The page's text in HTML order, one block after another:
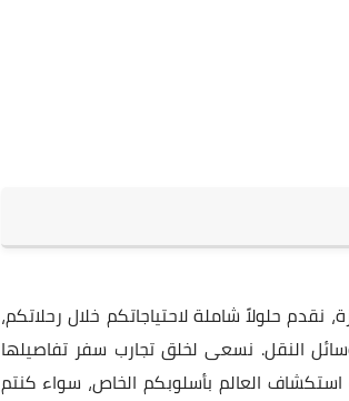
حلولاً شاملة لاحتياجاتكم خلال رحلاتكم،
النقل. نسعى لخلق تجارب سفر تفاصيلها
العالم بأسلوبكم الخاص، سواء كنتم